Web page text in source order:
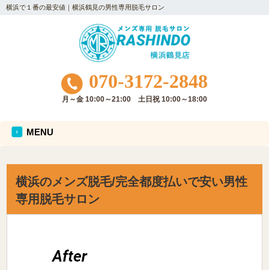
横浜で１番の最安値｜横浜鶴見の男性専用脱毛サロン
070-3172-2848
月～金 10:00～21:00 土日祝 10:00～18:00
MENU
横浜のメンズ脱毛/完全都度払いで安い男性
専用脱毛サロン